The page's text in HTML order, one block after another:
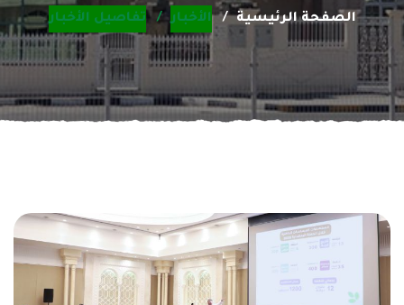
الصفحة الرئيسية الأخبار تفاصيل الأخبار